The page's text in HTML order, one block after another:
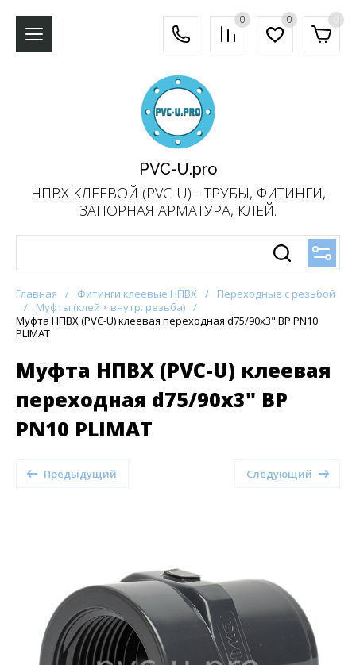
0 0 0
PVC-U.pro
НПВХ КЛЕЕВОЙ (PVC-U) - ТРУБЫ, ФИТИНГИ,
ЗАПОРНАЯ АРМАТУРА, КЛЕЙ.
Главная / Фитинги клеевые НПВХ /
Переходные с резьбой
/
Муфты (клей × внутр. резьба) /
Муфта НПВХ (PVC-U) клеевая переходная d75/90x3" ВР PN10
PLIMAT
Муфта НПВХ (PVC-U) клеевая
переходная d75/90x3" ВР
PN10 PLIMAT
Предыдущий Следующий